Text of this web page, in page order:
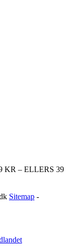
KR – ELLERS 39
Sitemap -